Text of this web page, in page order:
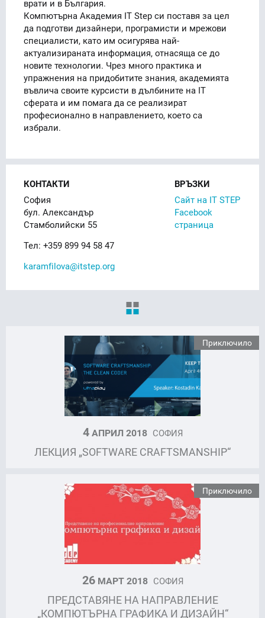
врати и в България.
Компютърна Академия IT Step си поставя за цел
да подготви дизайнери, програмисти и мрежови
специалисти, като им осигурява най-
актуализираната информация, отнасяща се до
новите технологии. Чрез много практика и
упражнения на придобитите знания, академията
въвлича своите курсисти в дълбините на IT
сферата и им помага да се реализират
професионално в направлението, което са
избрали.
КОНТАКТИ
София
бул. Александър
Стамболийски 55
Тел: +359 899 94 58 47
karamfilova@itstep.org
ВРЪЗКИ
Сайт на IT STEP
Facebook
страница
Приключило
4АПРИЛ 2018 СОФИЯ
ЛЕКЦИЯ „SOFTWARE CRAFTSMANSHIP“
Приключило
26МАРТ 2018 СОФИЯ
ПРЕДСТАВЯНЕ НА НАПРАВЛЕНИЕ
„КОМПЮТЪРНА ГРАФИКА И ДИЗАЙН“